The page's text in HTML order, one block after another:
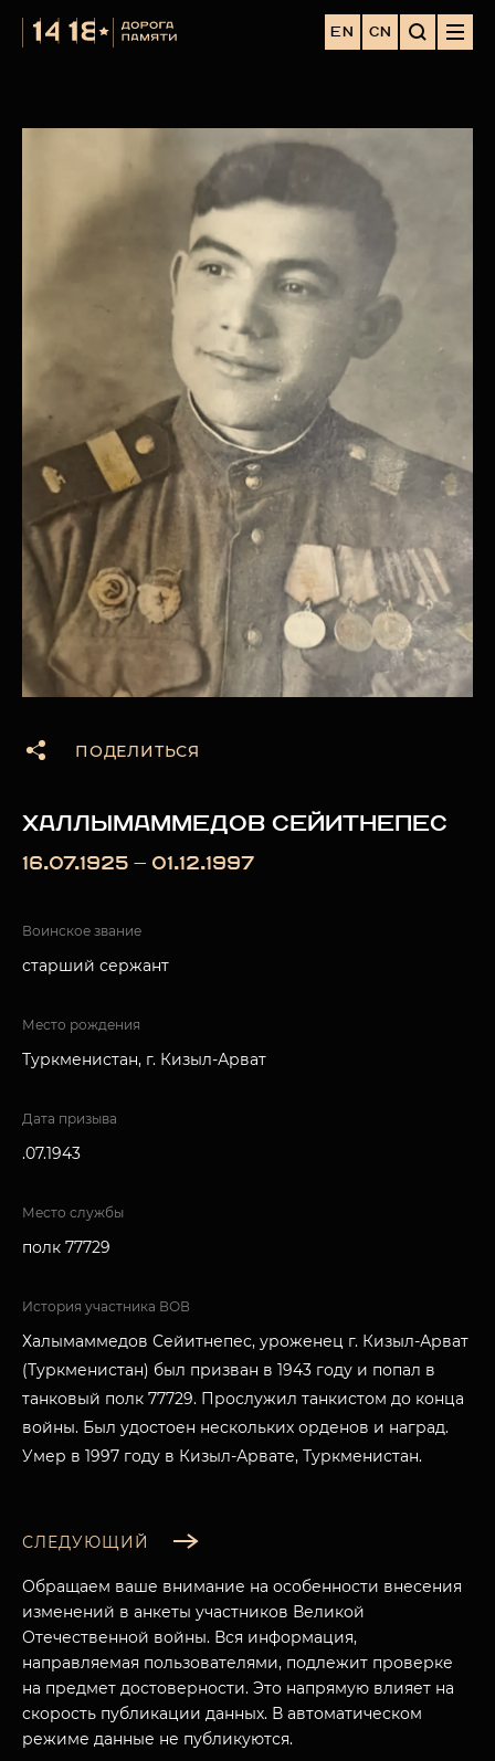
EN CN
ПОДЕЛИТЬСЯ
ХАЛЛЫМАММЕДОВ СЕЙИТНЕПЕС
16.07.1925 — 01.12.1997
Воинское звание
старший сержант
Место рождения
Туркменистан, г. Кизыл-Арват
Дата призыва
.07.1943
Место службы
полк 77729
История участника ВОВ
Халымаммедов Сейитнепес, уроженец г. Кизыл-Арват
(Туркменистан) был призван в 1943 году и попал в
танковый полк 77729. Прослужил танкистом до конца
войны. Был удостоен нескольких орденов и наград.
Умер в 1997 году в Кизыл-Арвате, Туркменистан.
СЛЕДУЮЩИЙ
Обращаем ваше внимание на особенности внесения
изменений в анкеты участников Великой
Отечественной войны. Вся информация,
направляемая пользователями, подлежит проверке
на предмет достоверности. Это напрямую влияет на
скорость публикации данных. В автоматическом
режиме данные не публикуются.